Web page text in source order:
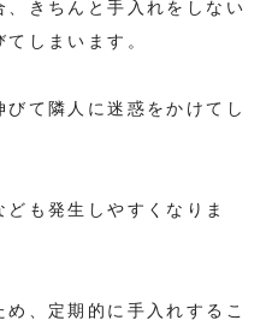
きちんと手入れをしない
しまいます。
て隣人に迷惑をかけてし
も発生しやすくなりま
、定期的に手入れするこ